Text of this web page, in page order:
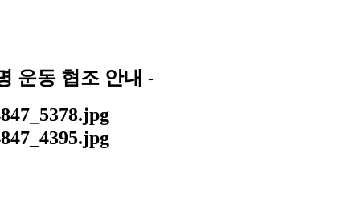
운동 협조 안내 -